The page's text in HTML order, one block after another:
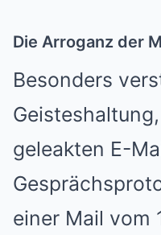
Die Arroganz der
Besonders
geleakten E-
einer Mail vom